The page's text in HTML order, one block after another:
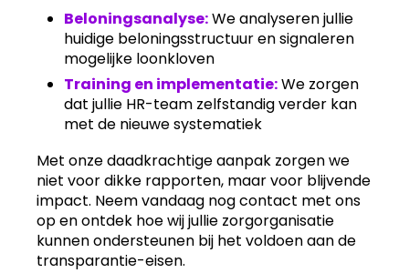
Beloningsanalyse:We analyseren jullie
huidige beloningsstructuur en signaleren
mogelijke loonkloven
Training en implementatie:We zorgen
dat jullie HR-team zelfstandig verder kan
met de nieuwe systematiek
Met onze daadkrachtige aanpak zorgen we
niet voor dikke rapporten, maar voor blijvende
impact. Neem vandaag nog contact met ons
op en ontdek hoe wij jullie zorgorganisatie
kunnen ondersteunen bij het voldoen aan de
transparantie-eisen.